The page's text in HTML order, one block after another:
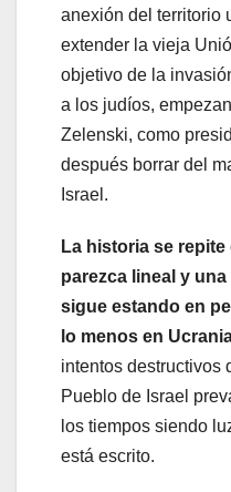
anexión del territorio
extender la vieja
objetivo de la
a los judíos,
Zelenski, como
después borrar del
Israel.
La historia se
parezca lineal y
sigue estando en
lo menos en
intentos destructivos
Pueblo de Israel
los tiempos siendo
está escrito.